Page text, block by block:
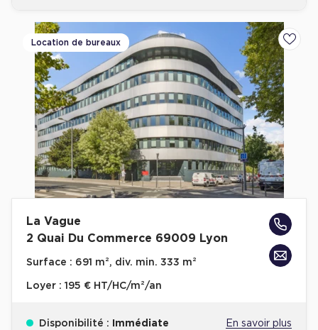
Location de bureaux
La Vague
2 Quai Du Commerce 69009 Lyon
Surface : 691 m², div. min. 333 m²
Loyer : 195 € HT/HC/m²/an
Disponibilité : Immédiate En savoir plus